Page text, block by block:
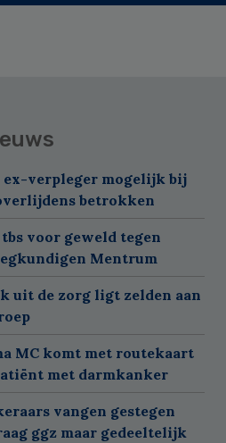
ex-verpleger mogelijk bij
betrokken
tbs voor geweld tegen
Mentrum
uit de zorg ligt zelden aan
MC komt met routekaart
met darmkanker
vangen gestegen
ggz maar gedeeltelijk